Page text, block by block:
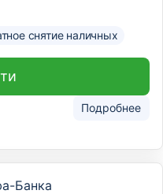
снятие наличных
Подробнее
Банка